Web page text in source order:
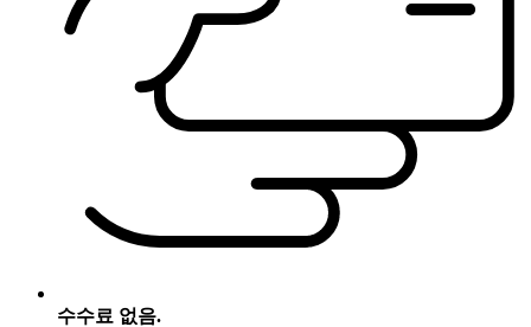
수수료 없음.